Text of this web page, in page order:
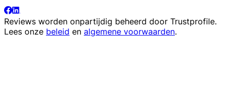
Reviews worden onpartijdig beheerd door Trustprofile.
Lees onze beleid en algemene voorwaarden.